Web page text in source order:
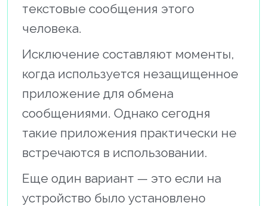
текстовые сообщения этого
человека.
Исключение составляют моменты,
когда используется незащищенное
приложение для обмена
сообщениями. Однако сегодня
такие приложения практически не
встречаются в использовании.
Еще один вариант — это если на
устройство было установлено